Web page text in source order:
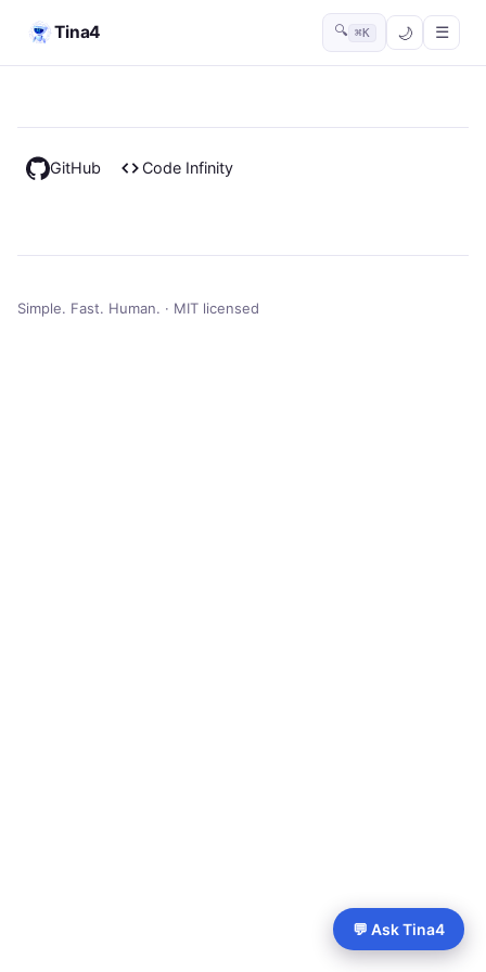
Tina4 🔍 ⌘K ☰
GitHub Code Infinity
Simple. Fast. Human. · MIT licensed
💬 Ask Tina4